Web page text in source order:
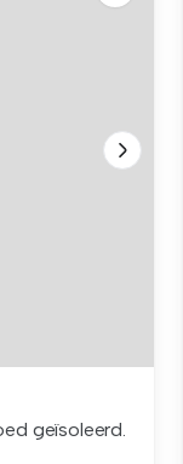
geïsoleerd.